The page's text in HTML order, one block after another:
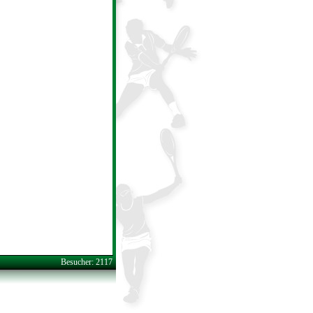
Besucher: 2117